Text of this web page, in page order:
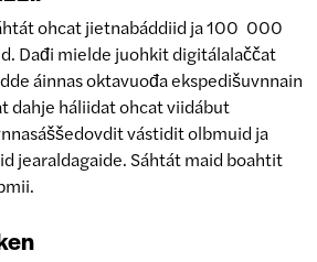
ohcat jietnabáddiid ja 100 000
Dađi mielde juohkit digitálalaččat
áinnas oktavuođa ekspedišuvnnain
dahje háliidat ohcat viidábut
vástidit olbmuid ja
jearaldagaide. Sáhtát maid boahtit